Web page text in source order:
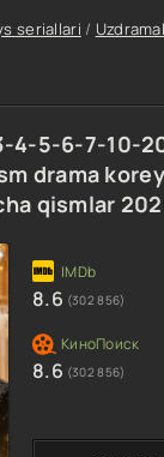
seriallari /
4-5-6-7-10-
drama
qismlar
8.6 (302 856)
8.6 (302 856)